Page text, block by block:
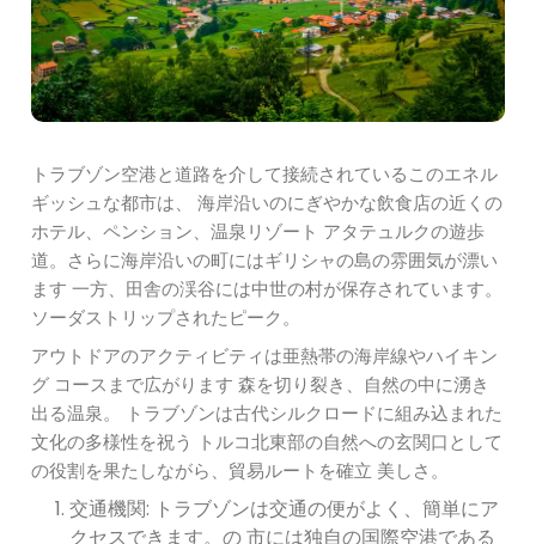
トラブゾン空港と道路を介して接続されているこのエネル
ギッシュな都市は、 海岸沿いのにぎやかな飲食店の近くの
ホテル、ペンション、温泉リゾート アタテュルクの遊歩
道。さらに海岸沿いの町にはギリシャの島の雰囲気が漂い
ます 一方、田舎の渓谷には中世の村が保存されています。
ソーダストリップされたピーク。
アウトドアのアクティビティは亜熱帯の海岸線やハイキン
グ コースまで広がります 森を切り裂き、自然の中に湧き
出る温泉。 トラブゾンは古代シルクロードに組み込まれた
文化の多様性を祝う トルコ北東部の自然への玄関口として
の役割を果たしながら、貿易ルートを確立 美しさ。
交通機関: トラブゾ​​ンは交通の便がよく、簡単にア
クセスできます。の 市には独自の国際空港である